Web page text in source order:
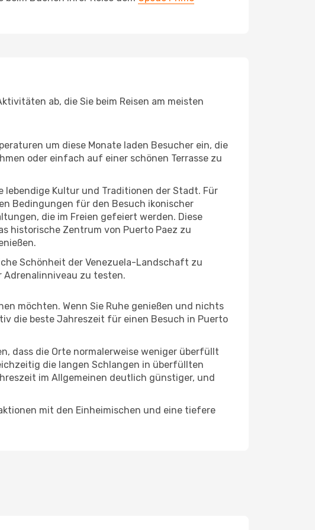
ab, die Sie beim Reisen am meisten
um diese Monate laden Besucher ein, die
oder einfach auf einer schönen Terrasse zu
Kultur und Traditionen der Stadt. Für
Bedingungen für den Besuch ikonischer
die im Freien gefeiert werden. Diese
historische Zentrum von Puerto Paez zu
Schönheit der Venezuela-Landschaft zu
Adrenalinniveau zu testen.
möchten. Wenn Sie Ruhe genießen und nichts
die beste Jahreszeit für einen Besuch in Puerto
dass die Orte normalerweise weniger überfüllt
die langen Schlangen in überfüllten
im Allgemeinen deutlich günstiger, und
mit den Einheimischen und eine tiefere